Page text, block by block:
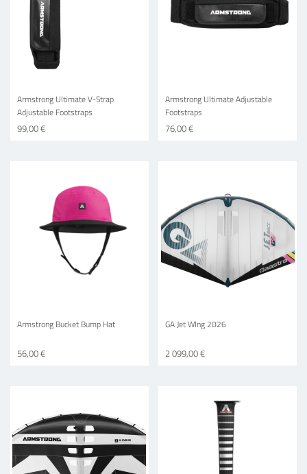
Armstrong Ultimate V-Strap
Adjustable Footstraps
99,00 €
Armstrong Ultimate Adjustable
Footstraps
76,00 €
Armstrong Bucket Bump Hat
56,00 €
GA Jet WIng 2026
2 099,00 €